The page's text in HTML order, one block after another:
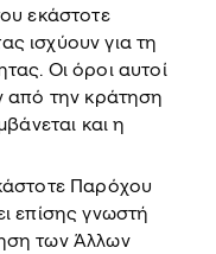
εκάστοτε
ισχύουν για τη
Οι όροι αυτοί
από την κράτηση
και η
Παρόχου
επίσης γνωστή
των Άλλων